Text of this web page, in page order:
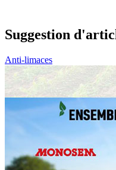
Suggestion
Anti-limaces